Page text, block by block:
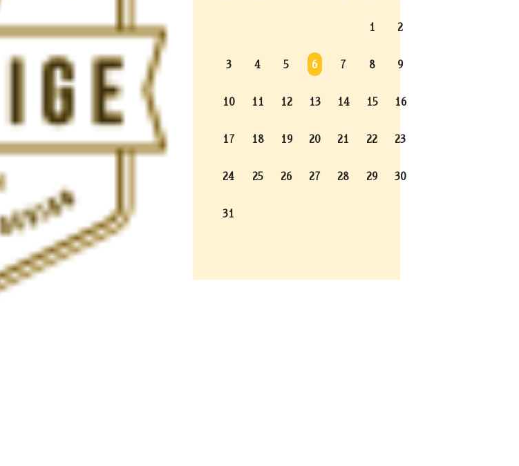
1 2
3 4 5 6 7 8 9
10 11 12 13 14 15 16
17 18 19 20 21 22 23
24 25 26 27 28 29 30
31